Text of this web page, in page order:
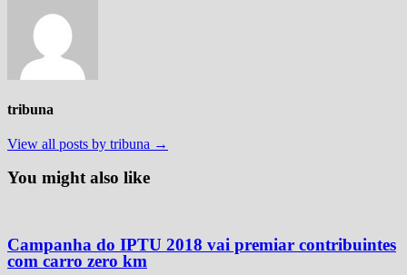
tribuna
View all posts by tribuna →
You might also like
Campanha do IPTU 2018 vai premiar contribuintes
com carro zero km